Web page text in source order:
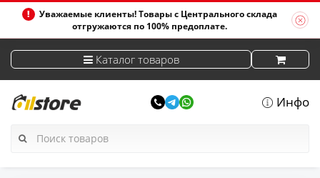
Уважаемые клиенты! Товары с Центрального склада
отгружаются по 100% предоплате.
Каталог товаров
Инфо